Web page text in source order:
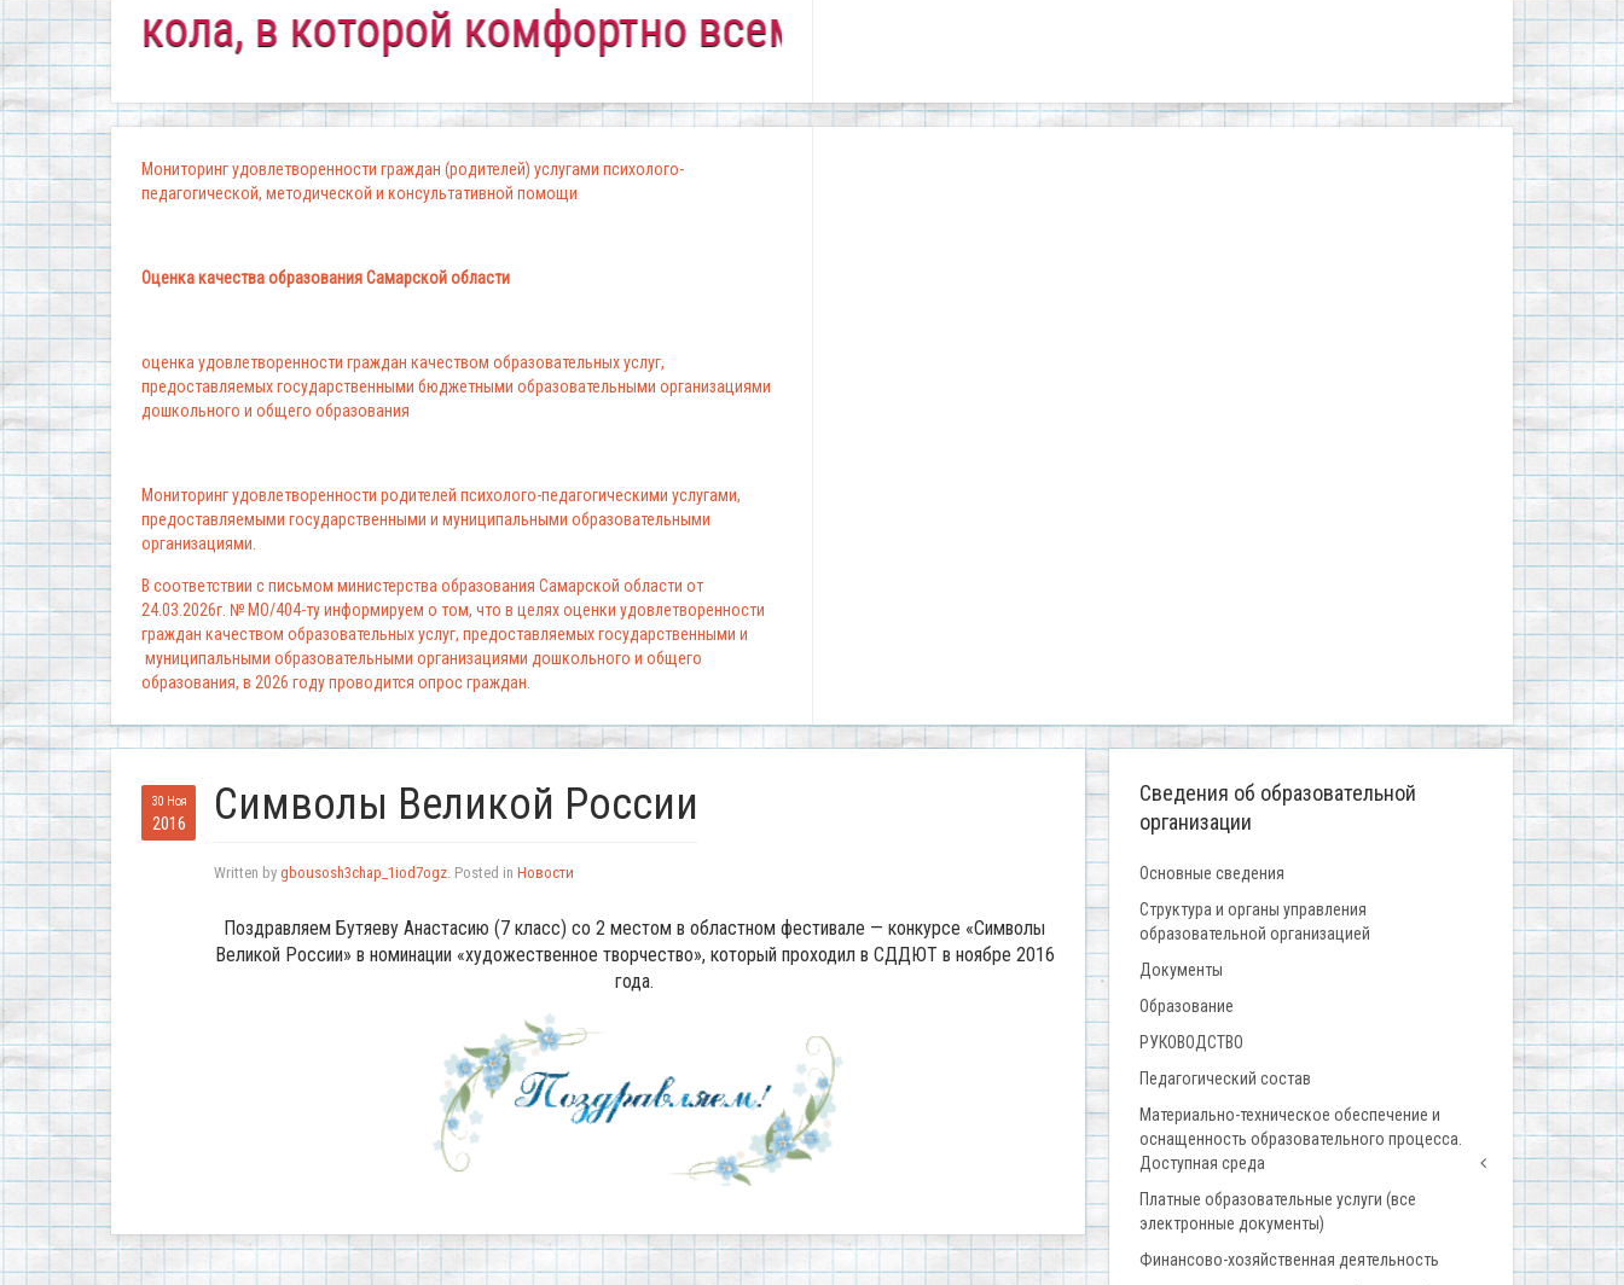
в которой комфортно всем!"
Мониторинг удовлетворенности граждан (родителей) услугами психолого-
педагогической, методической и консультативной помощи
Оценка качества образования Самарской области
оценка удовлетворенности граждан качеством образовательных услуг,
предоставляемых государственными бюджетными образовательными организациями
дошкольного и общего образования
Мониторинг удовлетворенности родителей психолого-педагогическими услугами,
предоставляемыми государственными и муниципальными образовательными
организациями.
В соответствии с письмом министерства образования Самарской области от
24.03.2026г. № МО/404-ту информируем о том, что в целях оценки удовлетворенности
граждан качеством образовательных услуг, предоставляемых государственными и
муниципальными образовательными организациями дошкольного и общего
образования, в 2026 году проводится опрос граждан.
30 Ноя
2016 Символы Великой России
Written by gbousosh3chap_1iod7ogz. Posted in Новости
Поздравляем Бутяеву Анастасию (7 класс) со 2 местом в областном фестивале — конкурсе «Символы
Великой России» в номинации «художественное творчество», который проходил в СДДЮТ в ноябре 2016
года.
Сведения об образовательной
организации
Основные сведения
Структура и органы управления
образовательной организацией
Документы
Образование
РУКОВОДСТВО
Педагогический состав
Материально-техническое обеспечение и
оснащенность образовательного процесса.
Доступная среда
Платные образовательные услуги (все
электронные документы)
Финансово-хозяйственная деятельность